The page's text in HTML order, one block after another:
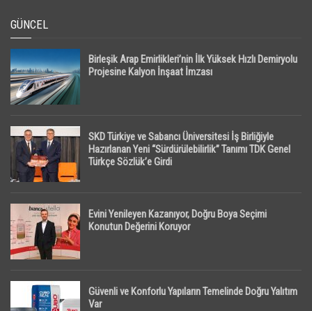
GÜNCEL
Birleşik Arap Emirlikleri’nin İlk Yüksek Hızlı Demiryolu
Projesine Kalyon İnşaat İmzası
SKD Türkiye ve Sabancı Üniversitesi İş Birliğiyle
Hazırlanan Yeni “Sürdürülebilirlik” Tanımı TDK Genel
Türkçe Sözlük’e Girdi
Evini Yenileyen Kazanıyor, Doğru Boya Seçimi
Konutun Değerini Koruyor
Güvenli ve Konforlu Yapıların Temelinde Doğru Yalıtım
Var